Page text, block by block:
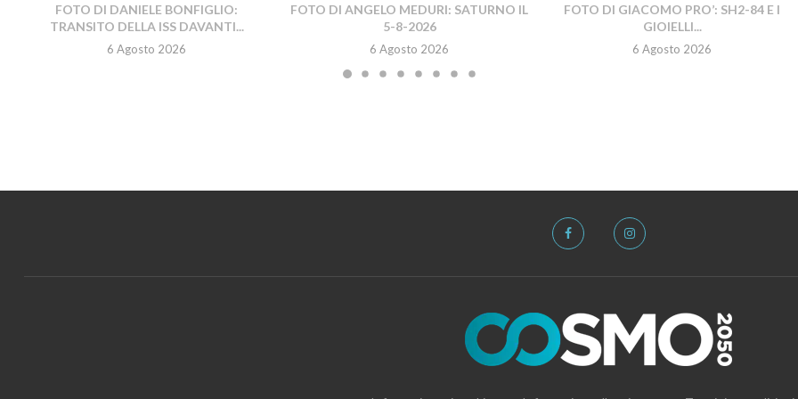
FOTO DI DANIELE BONFIGLIO:
TRANSITO DELLA ISS DAVANTI...
6 Agosto 2026
FOTO DI ANGELO MEDURI: SATURNO IL
5-8-2026
6 Agosto 2026
FOTO DI GIACOMO PRO’: SH2-84 E I
GIOIELLI...
6 Agosto 2026